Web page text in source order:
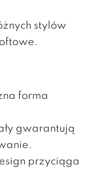
stylów
forma
gwarantują
przyciąga